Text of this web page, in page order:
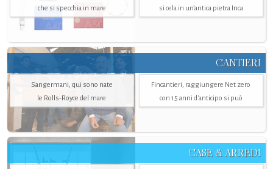
che si specchia in mare
si cela in un’antica pietra Inca
CANTIERI
Sangermani, qui sono nate
le Rolls-Royce del mare
Fincantieri, raggiungere Net zero
con 15 anni d'anticipo si può
CASE & ARREDI